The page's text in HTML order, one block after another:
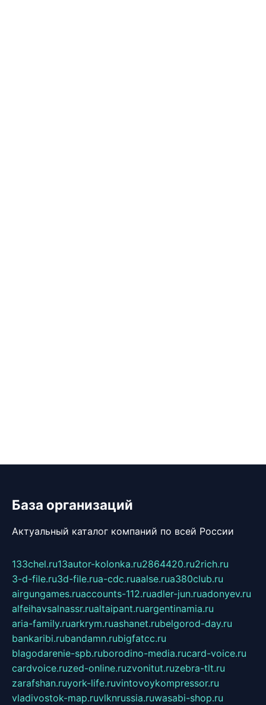
База организаций
Актуальный каталог компаний по всей России
133chel.ru13autor-kolonka.ru2864420.ru2rich.ru
3-d-file.ru3d-file.rua-cdc.ruaalse.rua380club.ru
airgungames.ruaccounts-112.ruadler-jun.ruadonyev.ru
alfeihavsalnassr.rualtaipant.ruargentinamia.ru
aria-family.ruarkrym.ruashanet.rubelgorod-day.ru
bankaribi.rubandamn.rubigfatcc.ru
blagodarenie-spb.ruborodino-media.rucard-voice.ru
cardvoice.ruzed-online.ruzvonitut.ruzebra-tlt.ru
zarafshan.ruyork-life.ruvintovoykompressor.ru
vladivostok-map.ruvlknrussia.ruwasabi-shop.ru